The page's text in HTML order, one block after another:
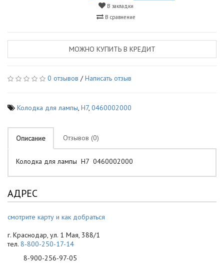
В закладки
В сравнение
МОЖНО КУПИТЬ В КРЕДИТ
0 отзывов /Написать отзыв
Колодка для лампы, Н7, 0460002000
Описание Отзывов (0)
Колодка для лампы Н7 0460002000
АДРЕС
смотрите карту и как добраться
г. Краснодар, ул. 1 Мая, 388/1
тел. 8-800-250-17-14
8-900-256-97-05